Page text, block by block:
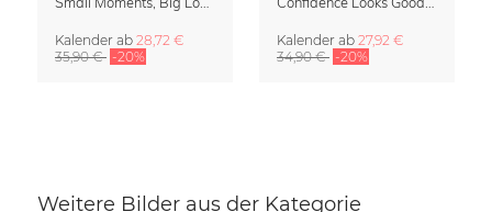
Kalender ab 28,72 €
35,90 € -20%
Kalender ab 27,92 €
34,90 € -20%
Weitere Bilder aus der Kategorie